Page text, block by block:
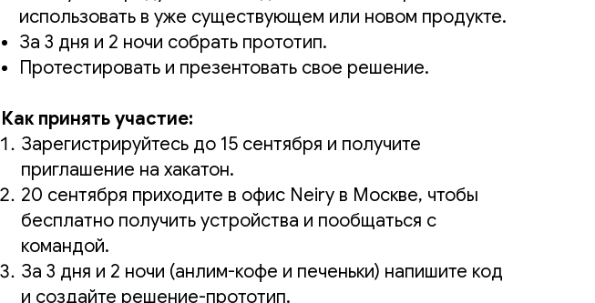
использовать в уже существующем или новом продукте.
За 3 дня и 2 ночи собрать прототип.
Протестировать и презентовать свое решение.
Как принять участие:
Зарегистрируйтесь до 15 сентября и получите
приглашение на хакатон.
20 сентября приходите в офис Neiry в Москве, чтобы
бесплатно получить устройства и пообщаться с
командой.
За 3 дня и 2 ночи (анлим-кофе и печеньки) напишите код
и создайте решение-прототип.